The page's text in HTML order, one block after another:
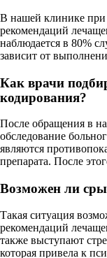
В нашей клинике при
рекомендаций
наблюдается в 80%
зависит от
Как врачи
кодирования?
После обращения в
обследование
являются
препарата. После
Возможен ли
Такая ситуация
рекомендаций
также выступают
которая привела к